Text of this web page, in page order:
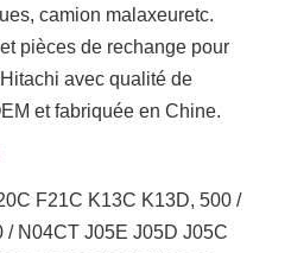
camion malaxeuretc.
pièces de rechange pour
avec qualité de
et fabriquée en Chine.
F21C K13C K13D, 500 /
/ N04CT J05E J05D J05C